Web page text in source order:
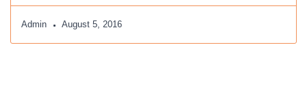
Admin August 5, 2016